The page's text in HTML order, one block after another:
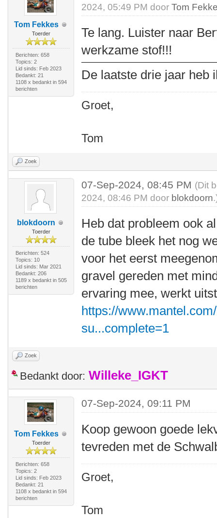
Tom Fekkes
Toerder
Berichten: 658
Topics: 2
Lid sinds: Feb 2023
Bedankt: 21
1108 x bedankt in 594
berichten
2024, 05:49 PM doorTom
Te lang. Luister naar
werkzame stof!!!
De laatste drie jaar heb
Groet,
Tom
Zoek
blokdoorn
Toerder
Berichten: 524
Topics: 10
Lid sinds: Mar 2021
Bedankt: 206
1189 x bedankt in 505
berichten
07-Sep-2024, 08:45 PM (Dit
2024, 08:46 PM door blokdoorn
Heb dat probleem ook
de tube bleek het nog
voor het eerst
gravel gereden met
ervaring mee, werkt
https://
su...complete=1
Zoek
Bedankt door: Willeke_IGKT
Tom Fekkes
Toerder
Berichten: 658
Topics: 2
Lid sinds: Feb 2023
Bedankt: 21
1108 x bedankt in 594
berichten
07-Sep-2024, 09:11 PM
Koop gewoon goede
tevreden met de
Groet,
Tom